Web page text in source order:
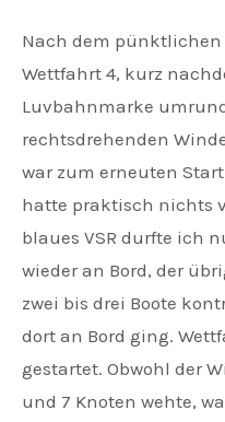
Nach dem pünktlichen
Wettfahrt 4, kurz
Luvbahnmarke
rechtsdrehenden
war zum erneuten
hatte praktisch nichts
blaues VSR durfte ich
wieder an Bord, der
zwei bis drei Boote
dort an Bord ging.
gestartet. Obwohl der
und 7 Knoten wehte,